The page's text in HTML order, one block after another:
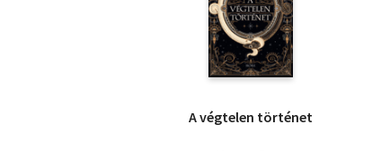
A végtelen történet